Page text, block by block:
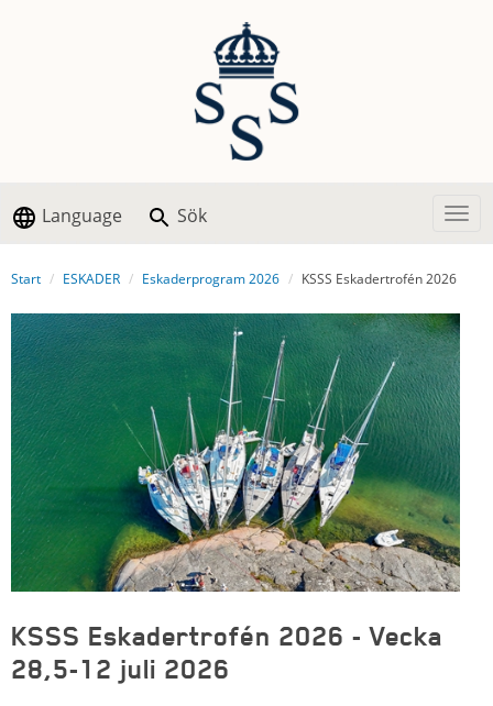
Language Sök
Start ESKADER Eskaderprogram 2026 KSSS Eskadertrofén 2026
KSSS Eskadertrofén 2026 - Vecka
28,5-12 juli 2026